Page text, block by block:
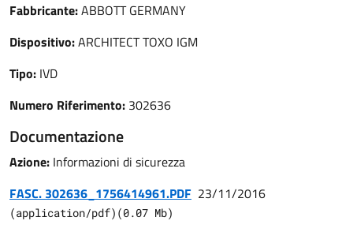
Fabbricante:ABBOTT GERMANY
Dispositivo:ARCHITECT TOXO IGM
Tipo: IVD
Numero Riferimento: 302636
Documentazione
Azione: Informazioni di sicurezza
FASC. 302636_1756414961.PDF 23/11/2016
(application/pdf) (0.07 Mb)